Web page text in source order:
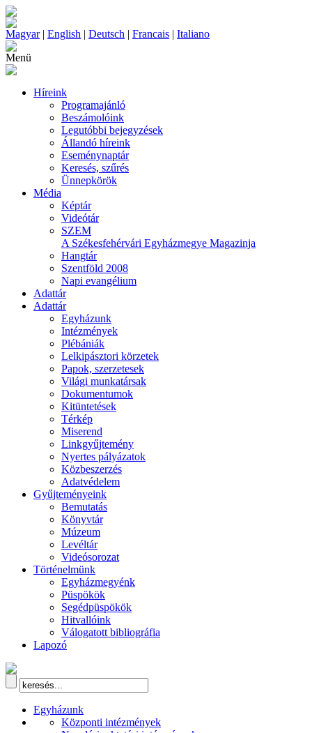
Magyar| English | Deutsch | Francais | Italiano
Menü
Híreink
Programajánló
Beszámolóink
Legutóbbi bejegyzések
Állandó híreink
Eseménynaptár
Keresés, szűrés
Ünnepkörök
Média
Képtár
Videótár
SZEM
A Székesfehérvári Egyházmegye Magazinja
Hangtár
Szentföld 2008
Napi evangélium
Adattár
Adattár
Egyházunk
Intézmények
Plébániák
Lelkipásztori körzetek
Papok, szerzetesek
Világi munkatársak
Dokumentumok
Kitüntetések
Térkép
Miserend
Linkgyűjtemény
Nyertes pályázatok
Közbeszerzés
Adatvédelem
Gyűjteményeink
Bemutatás
Könyvtár
Múzeum
Levéltár
Videósorozat
Történelmünk
Egyházmegyénk
Püspökök
Segédpüspökök
Hitvallóink
Válogatott bibliográfia
Lapozó
Egyházunk
Központi intézmények